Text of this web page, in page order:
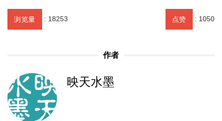
浏览量 : 18253 点赞 : 1050
作者
映天水墨